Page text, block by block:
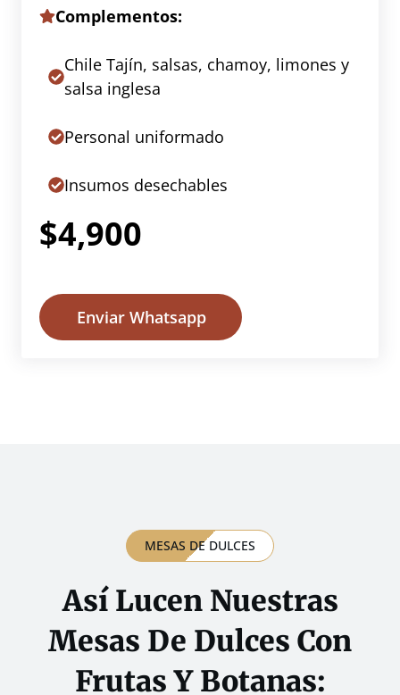
Complementos:
Chile Tajín, salsas, chamoy, limones y
salsa inglesa
Personal uniformado
Insumos desechables
$4,900
Enviar Whatsapp
MESAS DE DULCES
Así Lucen Nuestras
Mesas De Dulces Con
Frutas Y Botanas: